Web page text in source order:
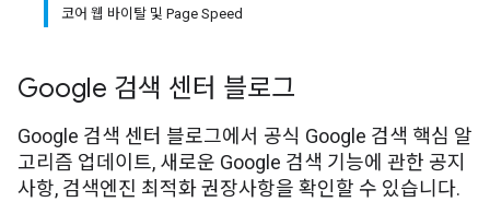
코어 웹 바이탈 및 Page Speed
Google 검색 센터 블로그
Google 검색 센터 블로그에서 공식 Google 검색 핵심 알
고리즘 업데이트, 새로운 Google 검색 기능에 관한 공지
사항, 검색엔진 최적화 권장사항을 확인할 수 있습니다.